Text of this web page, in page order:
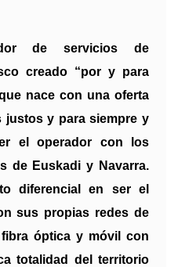
de servicios de
creado “por y para
nace con una oferta
justos y para siempre y
el operador con los
de Euskadi y Navarra.
diferencial en ser el
sus propias redes de
óptica y móvil con
totalidad del territorio